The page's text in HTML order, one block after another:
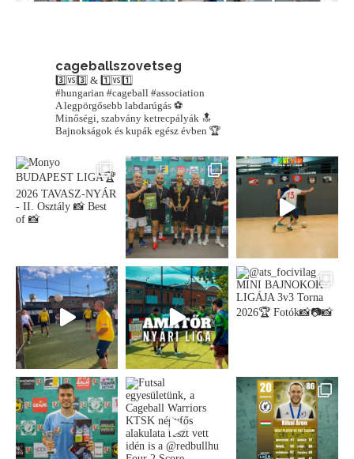
cageballszovetseg
3️⃣🆚3️⃣ & 1️⃣🆚1️⃣
#hungarian #cageball #association
A legpörgősebb labdarúgás ⚽️
Minőségi, szabvány ketrecpályák 🔝
Bajnokságok és kupák egész évben 🏆